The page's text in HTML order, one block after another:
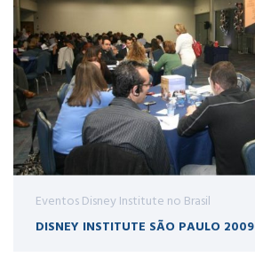
Eventos Disney Institute no Brasil
DISNEY INSTITUTE SÃO PAULO 2009